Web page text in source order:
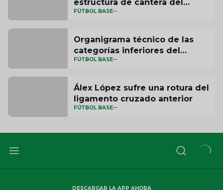
estructura de cantera del
Córdoba CF como entrenador
FÚTBOL BASE
Organigrama técnico de las
categorías inferiores del
Córdoba CF 25-26
FÚTBOL BASE
Álex López sufre una rotura del
ligamento cruzado anterior
FÚTBOL BASE
DESCARGAR LA APP AHORA